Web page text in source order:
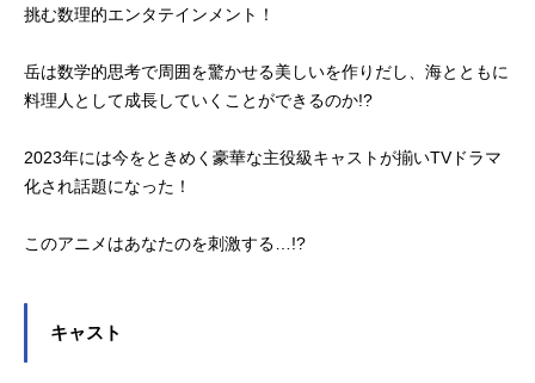
挑む数理的エンタテインメント！
岳は数学的思考で周囲を驚かせる美しいを作りだし、海とともに
料理人として成長していくことができるのか!?
2023年には今をときめく豪華な主役級キャストが揃いTVドラマ
化され話題になった！
このアニメはあなたのを刺激する…!?
キャスト